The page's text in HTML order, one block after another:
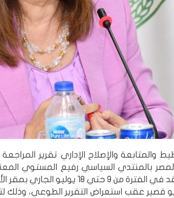
لمصر بالمنتدي السياسي رفيع المستوي
الأمم المتحدة بنيويورك.
قصير عقب استعراض التقرير الطوعي،